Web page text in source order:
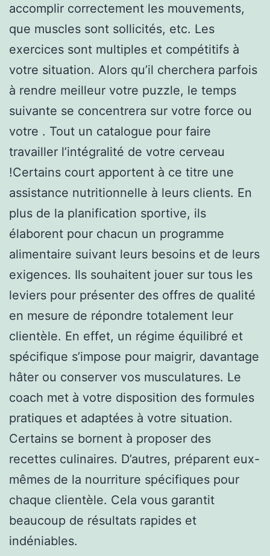
accomplir correctement les mouvements,
que muscles sont sollicités, etc. Les
exercices sont multiples et compétitifs à
votre situation. Alors qu’il cherchera parfois
à rendre meilleur votre puzzle, le temps
suivante se concentrera sur votre force ou
votre . Tout un catalogue pour faire
travailler l’intégralité de votre cerveau
!Certains court apportent à ce titre une
assistance nutritionnelle à leurs clients. En
plus de la planification sportive, ils
élaborent pour chacun un programme
alimentaire suivant leurs besoins et de leurs
exigences. Ils souhaitent jouer sur tous les
leviers pour présenter des offres de qualité
en mesure de répondre totalement leur
clientèle. En effet, un régime équilibré et
spécifique s’impose pour maigrir, davantage
hâter ou conserver vos musculatures. Le
coach met à votre disposition des formules
pratiques et adaptées à votre situation.
Certains se bornent à proposer des
recettes culinaires. D’autres, préparent eux-
mêmes de la nourriture spécifiques pour
chaque clientèle. Cela vous garantit
beaucoup de résultats rapides et
indéniables.